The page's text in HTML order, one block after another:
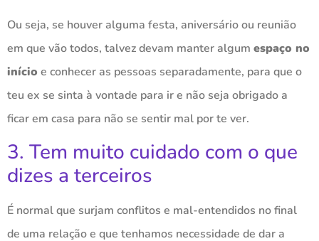
Ou seja, se houver alguma festa, aniversário ou reunião
em que vão todos, talvez devam manter algum espaço no
início e conhecer as pessoas separadamente, para que o
teu ex se sinta à vontade para ir e não seja obrigado a
ficar em casa para não se sentir mal por te ver.
3. Tem muito cuidado com o que
dizes a terceiros
É normal que surjam conflitos e mal-entendidos no final
de uma relação e que tenhamos necessidade de dar a